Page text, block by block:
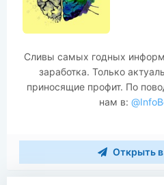
Сливы самых годных
заработка. Только
приносящие профит. По
нам в:
Открыть